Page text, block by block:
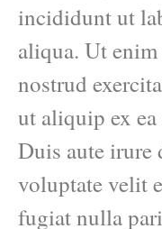
incididunt ut
aliqua. Ut
nostrud
ut aliquip ex
Duis aute irure
voluptate velit
fugiat nulla